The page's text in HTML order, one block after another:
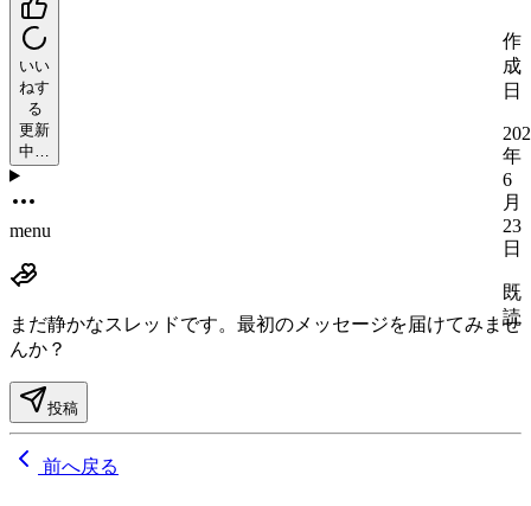
作
成
日
年
6
月
23
日
既
読
いい
ねす
る
更新
中…
menu
まだ静かなスレッドです。 最初のメッセージを届けてみませ
んか？
投稿
前へ戻る